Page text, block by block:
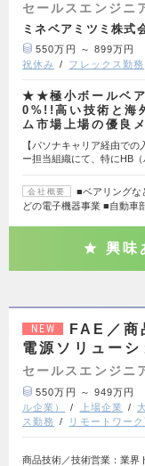
セールスエンジニ
ミネベアミツミ株式
550万円 ～ 899万円
祝休み
フレックス勤務
★★極小ボールベア
0%!!高い技術と海
ム市場上場の優良
【パソナキャリア経由で
ー担当組織にて、特にHB
会社概要
■ベアリングな
どの電子機器事業 ■自動車
興味
NEW
FAE／商
電源ソリューシ
セールスエンジニ
550万円 ～ 949万円
ル企業）
上場企業
ス勤務
リモートワー
商品技術／技術営業：業界